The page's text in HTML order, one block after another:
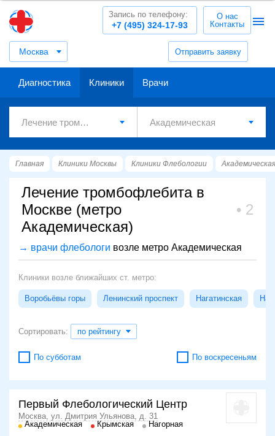
Москва Отправить заявку
+7 (495) 324-17-93
Запись по телефону:
О нас
Контакты
Диагностика Клиники Врачи
Главная Клиники Москвы Клиники Флебологии Академическая
Лечение тромбофлебита в
Москве (метро
Академическая)
2
→ врачи флебологи возле метро Академическая
Клиники возле ближайших ст. метро:
Воробьёвы горы Ленинский проспект Нагатинская
Сортировать: по рейтингу
По субботам По воскресеньям
Первый Флебологический Центр
Москва, ул. Дмитрия Ульянова, д. 31
Академическая
Крымская Нагорная